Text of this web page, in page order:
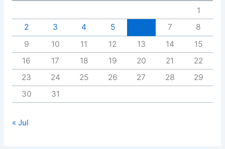
1
2
3 4 5 7
8
9
10 11 12 13 14
15
16
17 18 19 20 21
22
23
24 25 26 27 28
29
30
31
« Jul